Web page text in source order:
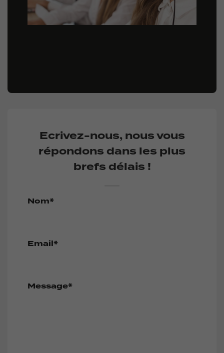
Ecrivez-nous, nous vous
répondons dans les plus
brefs délais !
Nom*
Email*
Message*